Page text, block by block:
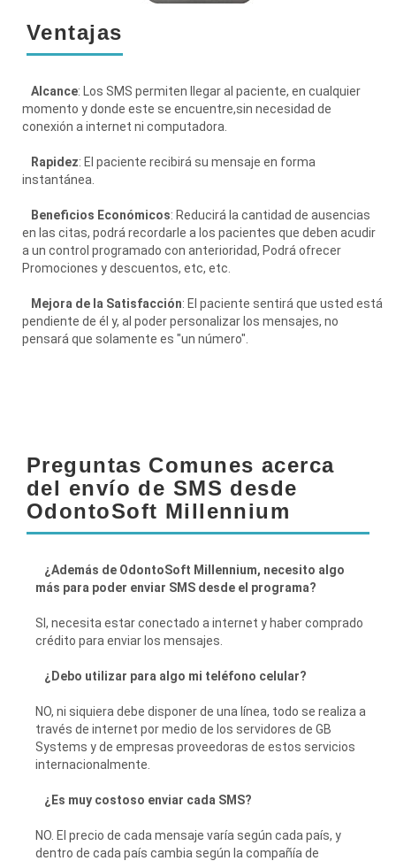
Ventajas
Alcance: Los SMS permiten llegar al paciente, en cualquier
momento y donde este se encuentre,sin necesidad de
conexión a internet ni computadora.
Rapidez: El paciente recibirá su mensaje en forma
instantánea.
Beneficios Económicos: Reducirá la cantidad de ausencias
en las citas, podrá recordarle a los pacientes que deben acudir
a un control programado con anterioridad, Podrá ofrecer
Promociones y descuentos, etc, etc.
Mejora de la Satisfacción: El paciente sentirá que usted está
pendiente de él y, al poder personalizar los mensajes, no
pensará que solamente es "un número".
Preguntas Comunes acerca
del envío de SMS desde
OdontoSoft Millennium
¿Además de OdontoSoft Millennium, necesito algo
más para poder enviar SMS desde el programa?
SI, necesita estar conectado a internet y haber comprado
crédito para enviar los mensajes.
¿Debo utilizar para algo mi teléfono celular?
NO, ni siquiera debe disponer de una línea, todo se realiza a
través de internet por medio de los servidores de GB
Systems y de empresas proveedoras de estos servicios
internacionalmente.
¿Es muy costoso enviar cada SMS?
NO. El precio de cada mensaje varía según cada país, y
dentro de cada país cambia según la compañía de